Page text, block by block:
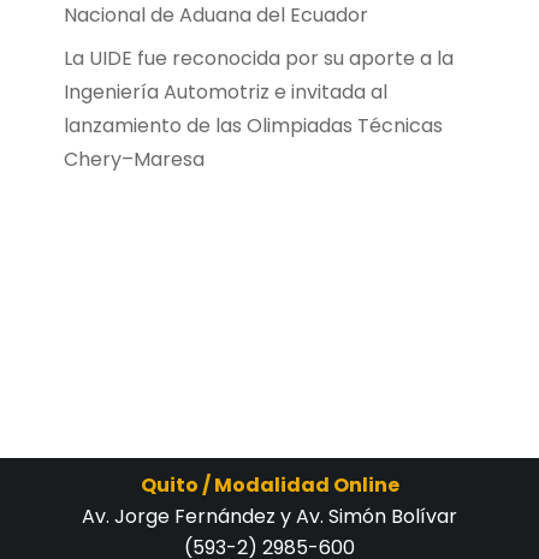
Nacional de Aduana del Ecuador
La UIDE fue reconocida por su aporte a la
Ingeniería Automotriz e invitada al
lanzamiento de las Olimpiadas Técnicas
Chery–Maresa
Quito / Modalidad Online
Av. Jorge Fernández y Av. Simón Bolívar
(593-2) 2985-600